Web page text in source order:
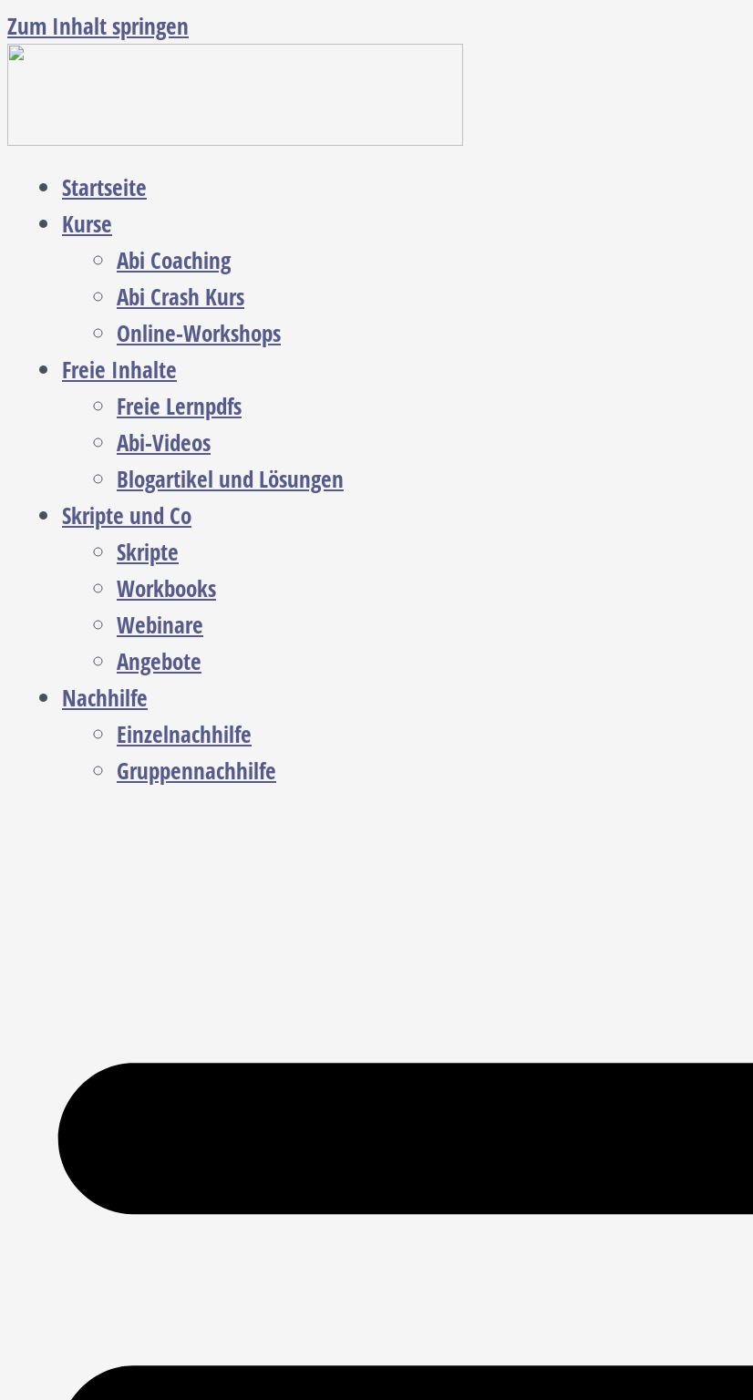
Zum Inhalt springen
Startseite
Kurse
Abi Coaching
Abi Crash Kurs
Online-Workshops
Freie Inhalte
Freie Lernpdfs
Abi-Videos
Blogartikel und Lösungen
Skripte und Co
Skripte
Workbooks
Webinare
Angebote
Nachhilfe
Einzelnachhilfe
Gruppennachhilfe